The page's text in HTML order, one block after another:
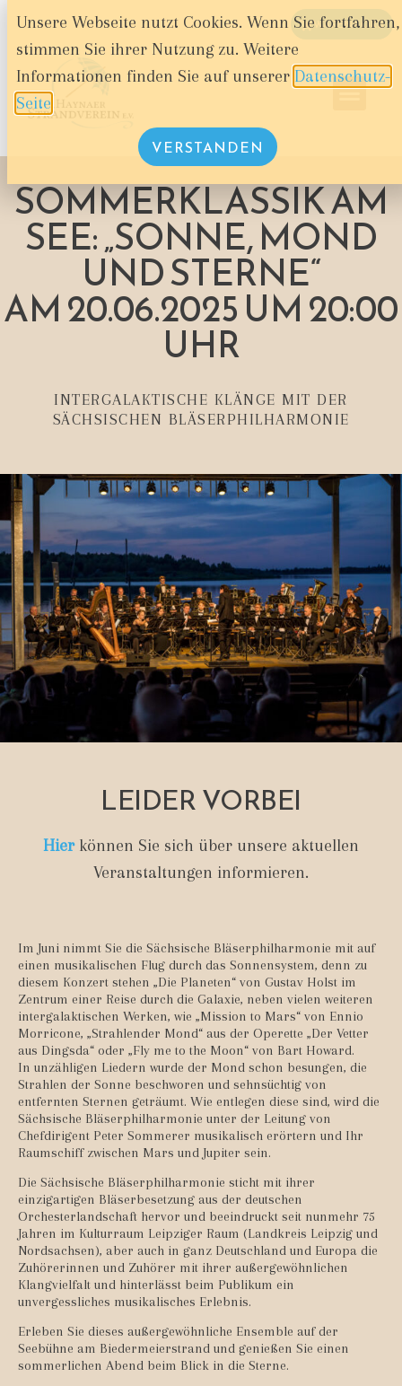
WARENKORB
SOMMERKLASSIK AM
SEE: „SONNE, MOND
UND STERNE“
AM 20.06.2025 UM 20:00
UHR
INTERGALAKTISCHE KLÄNGE MIT DER
SÄCHSISCHEN BLÄSERPHILHARMONIE
Im Juni nimmt Sie die Sächsische Bläserphilharmonie mit auf
einen musikalischen Flug durch das Sonnensystem, denn zu
diesem Konzert stehen „Die Planeten“ von Gustav Holst im
Zentrum einer Reise durch die Galaxie, neben vielen weiteren
intergalaktischen Werken, wie „Mission to Mars“ von Ennio
Morricone, „Strahlender Mond“ aus der Operette „Der Vetter
aus Dingsda“ oder „Fly me to the Moon“ von Bart Howard.
In unzähligen Liedern wurde der Mond schon besungen, die
Strahlen der Sonne beschworen und sehnsüchtig von
entfernten Sternen geträumt. Wie entlegen diese sind, wird die
Sächsische Bläserphilharmonie unter der Leitung von
Chefdirigent Peter Sommerer musikalisch erörtern und Ihr
Raumschiff zwischen Mars und Jupiter sein.
Die Sächsische Bläserphilharmonie sticht mit ihrer
einzigartigen Bläserbesetzung aus der deutschen
Orchesterlandschaft hervor und beeindruckt seit nunmehr 75
Jahren im Kulturraum Leipziger Raum (Landkreis Leipzig und
Nordsachsen), aber auch in ganz Deutschland und Europa die
Zuhörerinnen und Zuhörer mit ihrer außergewöhnlichen
Klangvielfalt und hinterlässt beim Publikum ein
unvergessliches musikalisches Erlebnis.
Erleben Sie dieses außergewöhnliche Ensemble auf der
Seebühne am Biedermeierstrand und genießen Sie einen
sommerlichen Abend beim Blick in die Sterne.
LEIDER VORBEI
Hierkönnen Sie sich über unsere aktuellen
Veranstaltungen informieren.
Unsere Webseite nutzt Cookies. Wenn Sie fortfahren,
stimmen Sie ihrer Nutzung zu. Weitere
Informationen finden Sie auf unserer Datenschutz-
Seite
VERSTANDEN